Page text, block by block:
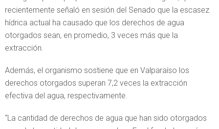
recientemente señaló en sesión del Senado que la escasez
hídrica actual ha causado que los derechos de agua
otorgados sean, en promedio, 3 veces más que la
extracción.
Además, el organismo sostiene que en Valparaíso los
derechos otorgados superan 7,2 veces la extracción
efectiva del agua, respectivamente.
“La cantidad de derechos de agua que han sido otorgados